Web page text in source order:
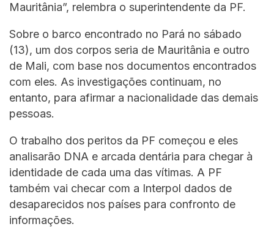
Mauritânia”, relembra o superintendente da PF.
Sobre o barco encontrado no Pará no sábado
(13), um dos corpos seria de Mauritânia e outro
de Mali, com base nos documentos encontrados
com eles. As investigações continuam, no
entanto, para afirmar a nacionalidade das demais
pessoas.
O trabalho dos peritos da PF começou e eles
analisarão DNA e arcada dentária para chegar à
identidade de cada uma das vítimas. A PF
também vai checar com a Interpol dados de
desaparecidos nos países para confronto de
informações.